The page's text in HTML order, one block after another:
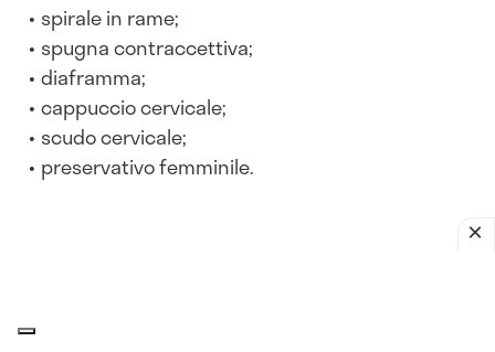
spirale in rame;
spugna contraccettiva;
diaframma;
cappuccio cervicale;
scudo cervicale;
preservativo femminile.
contraccettivo non